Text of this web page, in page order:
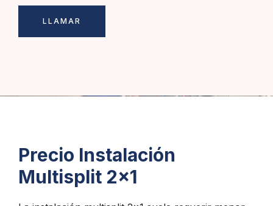
LLAMAR
Precio Instalación
Multisplit 2x1